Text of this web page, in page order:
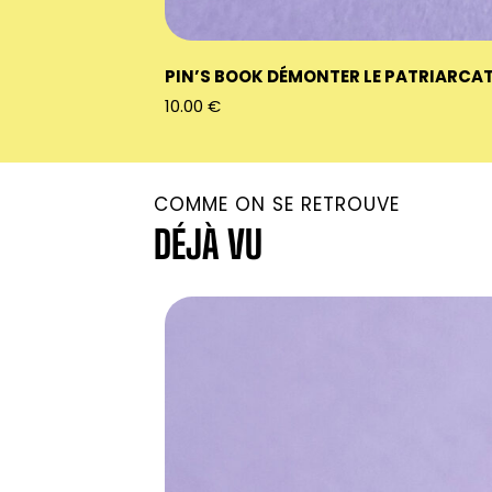
PIN’S BOOK DÉMONTER LE
10.00 €
COMME ON SE RETROUVE
DÉJÀ VU